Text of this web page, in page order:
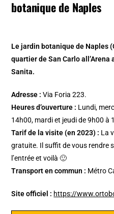
botanique de Naples
Le jardin botanique de Naples
quartier de San Carlo
Sanita.
Adresse : Via Foria 223.
Heures d’ouverture : Lundi,
14h00, mardi et jeudi de 9h00 à
Tarif de la visite (en 2023) : La
gratuite. Il suffit de vous rendre
l’entrée et voilà 🙂
Transport en commun : Métro
Site officiel : https://